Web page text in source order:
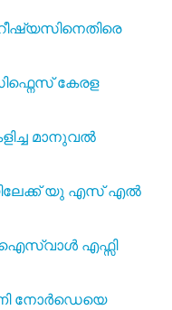
കേരള
മാനുവൽ
യു എസ് എൽ
ഐസ്വാൾ എഫ്സി
നോർഡെയെ